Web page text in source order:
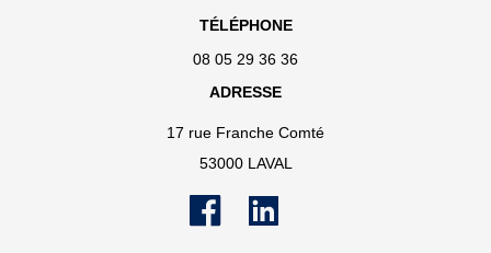
TÉLÉPHONE
08 05 29 36 36
ADRESSE
17 rue Franche Comté
53000 LAVAL